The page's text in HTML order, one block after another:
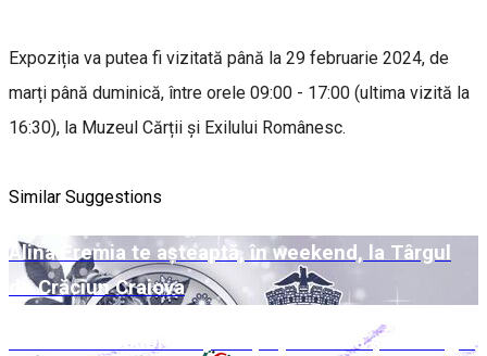
Expoziția va putea fi vizitată până la 29 februarie 2024, de
marți până duminică, între orele 09:00 - 17:00 (ultima vizită la
16:30), la Muzeul Cărții și Exilului Românesc.
Similar Suggestions
Alina Eremia te așteaptă, în weekend, la Târgul
de Crăciun Craiova
Week-end Colibri cu povești pe scenă și la Târgul